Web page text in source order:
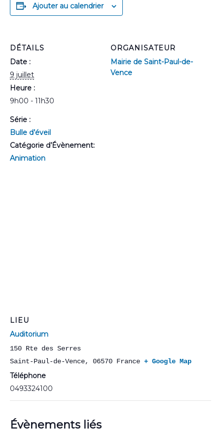
Ajouter au calendrier
DÉTAILS
Date :
9 juillet
Heure :
9h00 - 11h30
Série :
Bulle d’éveil
Catégorie d’Évènement:
Animation
ORGANISATEUR
Mairie de Saint-Paul-de-
Vence
LIEU
Auditorium
150 Rte des Serres
Saint-Paul-de-Vence, 06570 France + Google Map
Téléphone
0493324100
Évènements liés